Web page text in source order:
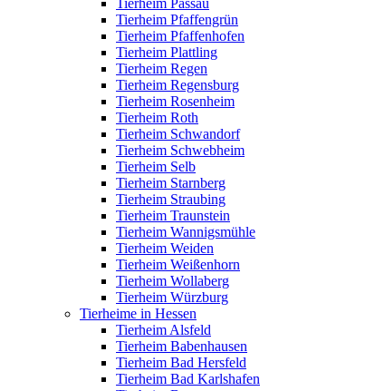
Tierheim Passau
Tierheim Pfaffengrün
Tierheim Pfaffenhofen
Tierheim Plattling
Tierheim Regen
Tierheim Regensburg
Tierheim Rosenheim
Tierheim Roth
Tierheim Schwandorf
Tierheim Schwebheim
Tierheim Selb
Tierheim Starnberg
Tierheim Straubing
Tierheim Traunstein
Tierheim Wannigsmühle
Tierheim Weiden
Tierheim Weißenhorn
Tierheim Wollaberg
Tierheim Würzburg
Tierheime in Hessen
Tierheim Alsfeld
Tierheim Babenhausen
Tierheim Bad Hersfeld
Tierheim Bad Karlshafen